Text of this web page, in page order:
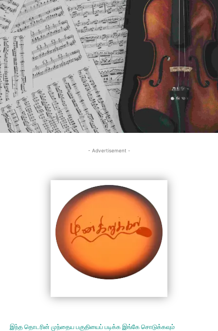
- Advertisement -
இந்த தொடரின் முந்தைய பகுதியைப் படிக்க இங்கே சொடுக்கவும்